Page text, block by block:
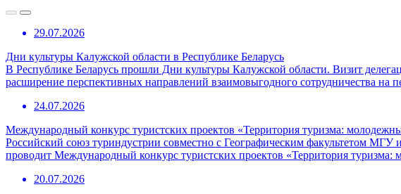
29.07.2026
Дни культуры Калужской области в Республике Беларусь
В Республике Беларусь прошли Дни культуры Калужской области. Визит
расширение перспективных направлений взаимовыгодного сотрудничества на
24.07.2026
Международный конкурс туристских проектов «Территория туризма:
Российский союз туриндустрии совместно с Географическим факультетом
проводит Международный конкурс туристских проектов «Территория
20.07.2026